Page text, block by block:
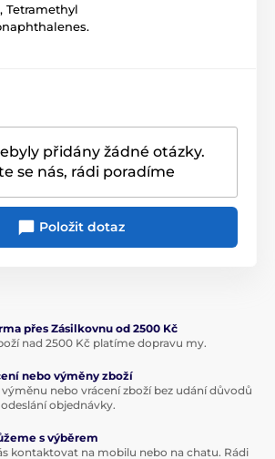
v kategoriích
Tetramethyl
přidány žádné otázky.
se nás, rádi poradíme
Položit dotaz
přes Zásilkovnu od 2500 Kč
nad 2500 Kč platíme dopravu my.
nebo výměny zboží
nebo vrácení zboží bez udání důvodů
objednávky.
s výběrem
kontaktovat na mobilu nebo na chatu. Rádi